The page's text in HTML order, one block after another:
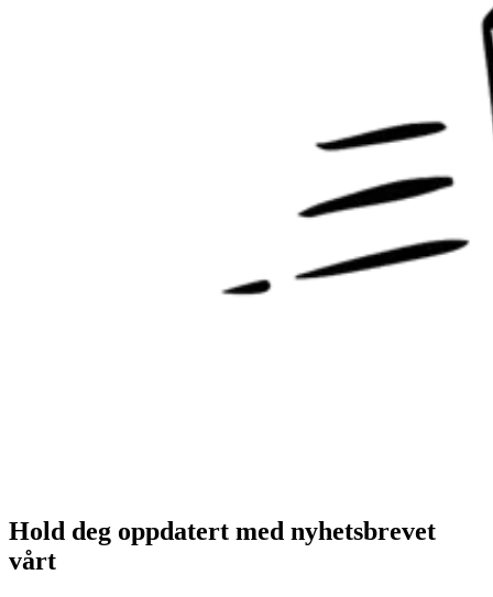
Hold deg oppdatert med nyhetsbrevet
vårt